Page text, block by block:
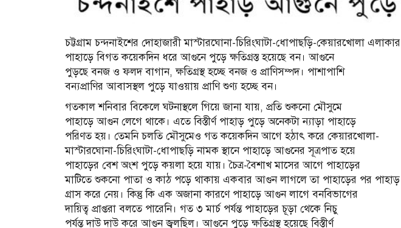
চট্টগ্রাম চন্দনাইশের দোহাজারী মাস্টারঘোনা-চিরিংঘাটা-ধোপাছড়ি-কেয়ারখোলা এলাকার
পাহাড়ে বিগত কয়েকদিন ধরে আগুনে পুড়ে ক্ষতিগ্রস্ত হয়েছে বন। আগুনে
পুড়ছে বনজ ও ফলদ বাগান, ক্ষতিগ্রস্থ হচ্ছে বনজ ও প্রাণিসম্পদ। পাশাপাশি
বন্যপ্রাণির আবাসস্থল পুড়ে যাওয়ায় প্রাণি শুণ্য হচ্ছে বন।
গতকাল শনিবার বিকেলে ঘটনাস্থলে গিয়ে জানা যায়, প্রতি শুকনো মৌসুমে
পাহাড়ে আগুন লেগে থাকে। এতে বিস্তীর্ণ পাহাড় পুড়ে অনেকটা ন্যাড়া পাহাড়ে
পরিণত হয়। তেমনি চলতি মৌসুমেও গত কয়েকদিন আগে হঠাৎ করে কেয়ারখোলা-
মাস্টারঘোনা-চিরিংঘাটা-ধোপাছড়ি নামক স্থানে পাহাড়ে আগুনের সূত্রপাত হয়ে
পাহাড়ের বেশ অংশ পুড়ে কয়লা হয়ে যায়। চৈত্র-বৈশাখ মাসের আগে পাহাড়ের
মাটিতে শুকনো পাতা ও কাঠ পড়ে থাকায় একবার আগুন লাগলে তা পাহাড়ের পর পাহাড়
গ্রাস করে নেয়। কিন্তু কি এক অজানা কারণে পাহাড়ে আগুন লাগে বনবিভাগের
দায়িত্ব প্রাপ্তরা বলতে পারেনি। গত ৩ মার্চ পর্যন্ত পাহাড়ের চূড়া থেকে নিচু
পর্যন্ত দাউ দাউ করে আগুন জ্বলছিল। আগুনে পুড়ে ক্ষতিগ্রস্থ হয়েছে বিস্তীর্ণ